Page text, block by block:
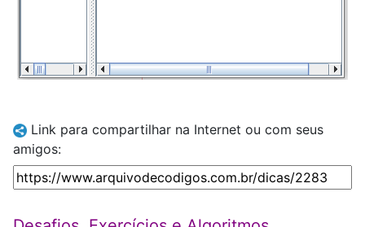
Link para compartilhar na Internet ou com seus
amigos: